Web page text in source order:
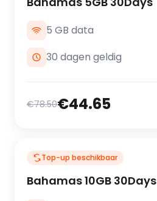
5 GB data
30 dagen geldig
€78.50€44.65
Top-up beschikbaar
Bahamas 10GB 30Days